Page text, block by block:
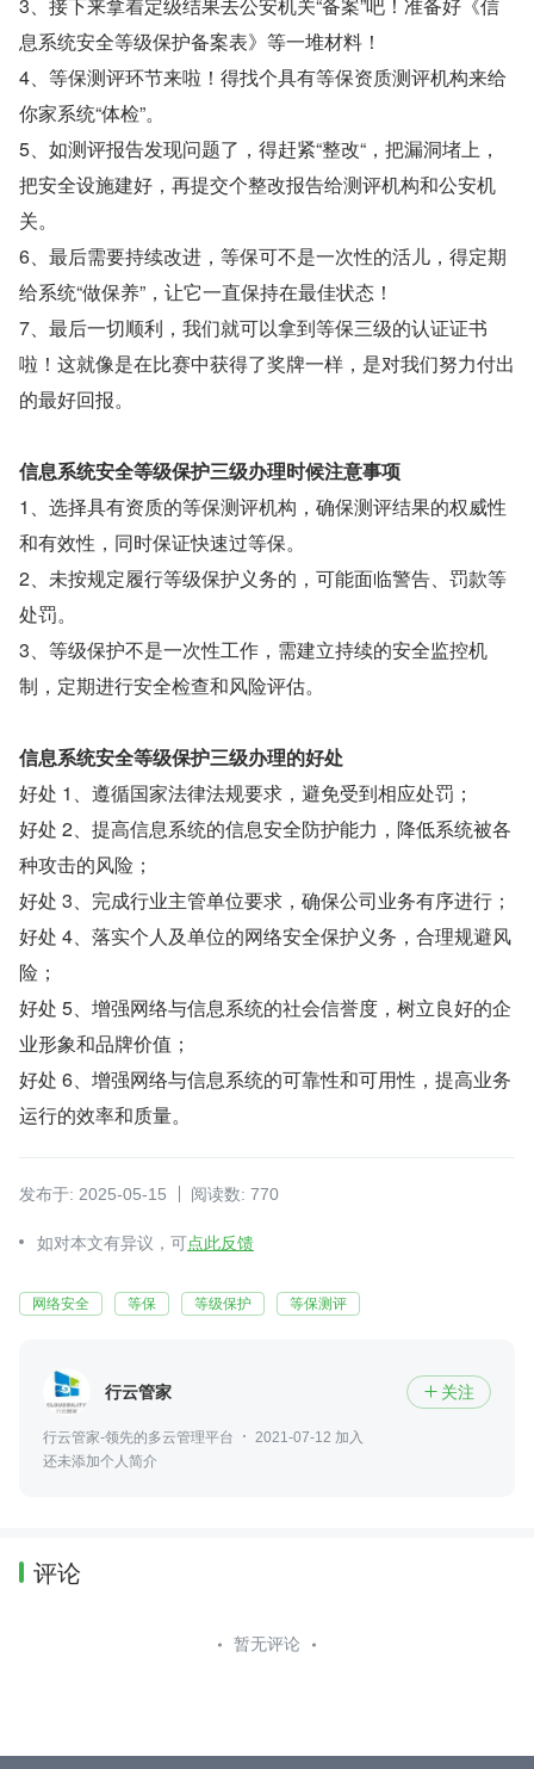
息系统安全等级保护备案表》等一堆材料！
4、等保测评环节来啦！得找个具有等保资质测评机构来给
你家系统“体检”。
5、如测评报告发现问题了，得赶紧“整改“，把漏洞堵上，
把安全设施建好，再提交个整改报告给测评机构和公安机
关。
6、最后需要持续改进，等保可不是一次性的活儿，得定期
给系统“做保养”，让它一直保持在最佳状态！
7、最后一切顺利，我们就可以拿到等保三级的认证证书
啦！这就像是在比赛中获得了奖牌一样，是对我们努力付出
的最好回报。
信息系统安全等级保护三级办理时候注意事项
1、选择具有资质的等保测评机构，确保测评结果的权威性
和有效性，同时保证快速过等保。
2、未按规定履行等级保护义务的，可能面临警告、罚款等
处罚。
3、等级保护不是一次性工作，需建立持续的安全监控机
制，定期进行安全检查和风险评估。
信息系统安全等级保护三级办理的好处
好处 1、遵循国家法律法规要求，避免受到相应处罚；
好处 2、提高信息系统的信息安全防护能力，降低系统被各
种攻击的风险；
好处 3、完成行业主管单位要求，确保公司业务有序进行；
好处 4、落实个人及单位的网络安全保护义务，合理规避风
险；
好处 5、增强网络与信息系统的社会信誉度，树立良好的企
业形象和品牌价值；
好处 6、增强网络与信息系统的可靠性和可用性，提高业务
运行的效率和质量。
发布于: 2025-05-15 阅读数: 770
如对本文有异议，可点此反馈
网络安全 等保 等级保护 等保测评
行云管家  关注
行云管家-领先的多云管理平台
2021-07-12 加入
还未添加个人简介
评论
暂无评论